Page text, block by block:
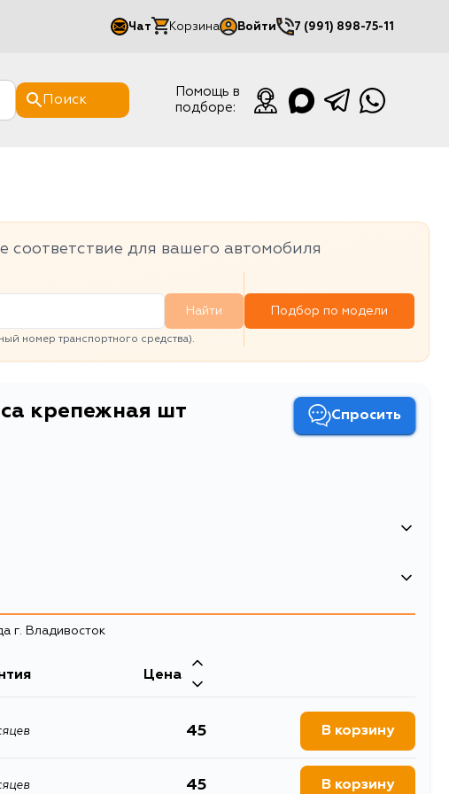
Чат Корзина Войти
Мой кабинет
7 (991) 898-75-11
Поиск
Помощь в
подборе:
соответствие для вашего автомобиля
Найти
номер транспортного средства).
Подбор по модели
крепежная шт Спросить
Двигатель
H22A1, H22A, F22Z4, F22B5, F22B4,
F22A7, F22A6, F22A4, F22A1, F20B3,
F20B2, F20B1, F20B, F20A7, F20A5,
F18B1, F18B, C27A4, G25A, G20A,
D16A9, D16A7, D15B4, D15B3, D15B2,
D13B2, D12B1, K20A3, K20A2, D17A5,
D17A2, D16W7, D16V3, D16V1, D15Y3,
г. Владивосток
Цена
45 В корзину
45 В корзину